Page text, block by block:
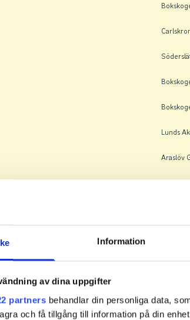
Information
av dina uppgifter
partners behandlar din personliga data,
och få tillgång till information på din
Lunds
Araslöv
Växjö
Saxnäs
Malmö